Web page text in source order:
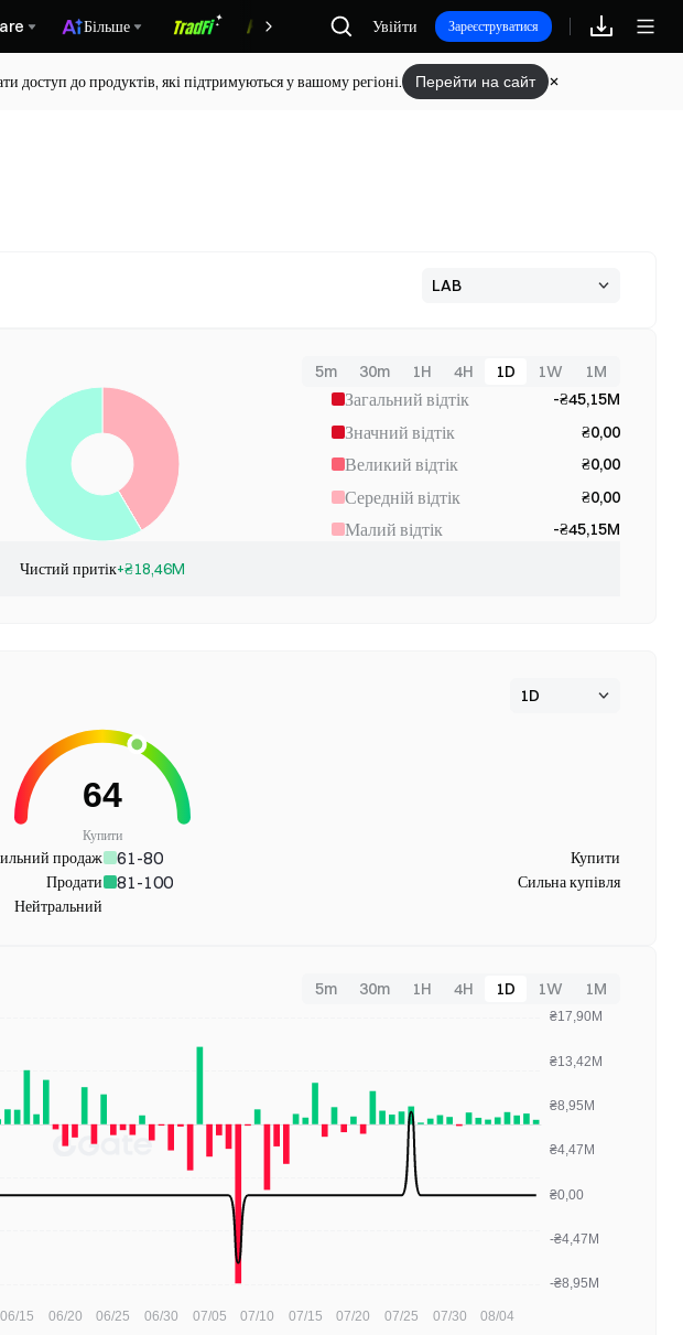
Більше Винагороди
Увійти Зареєструватися
до продуктів, які підтримуються у вашому регіоні. Перейти на сайт
5m 30m 1H 4H 1D 1W 1M
Загальний відтік -₴45,15M
Значний відтік ₴0,00
Великий відтік ₴0,00
Середній відтік ₴0,00
Малий відтік
-₴45,15M
Чистий притік+₴18,46M
Купити
продаж
Продати
Нейтральний
61-80 Купити
81-100 Сильна купівля
5m 30m 1H 4H 1D 1W 1M